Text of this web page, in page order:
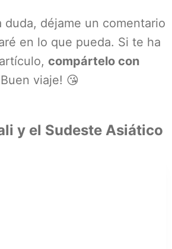
duda, déjame un comentario
en lo que pueda. Si te ha
compártelo con
viaje! 😘
y el Sudeste Asiático